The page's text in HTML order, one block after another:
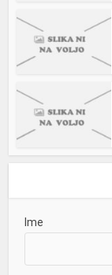
Ime